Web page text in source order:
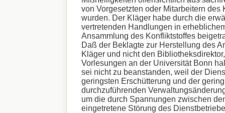
von Vorgesetzten oder Mitarbeitern des
wurden. Der Kläger habe durch die
vertretenden Handlungen in
Ansammlung des Konfliktstoffes
Daß der Beklagte zur Herstellung des
Kläger und nicht den
Vorlesungen an der Universität Bonn
sei nicht zu beanstanden, weil der
geringsten Erschütterung und der
durchzuführenden
um die durch Spannungen zwischen
eingetretene Störung des